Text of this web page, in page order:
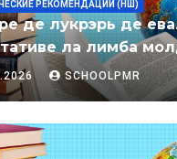
РЕКОМЕНДАЦИИ (НШ)
де лукрэрь де
ла лимба
елевий класелор
де
SCHOOLPMR